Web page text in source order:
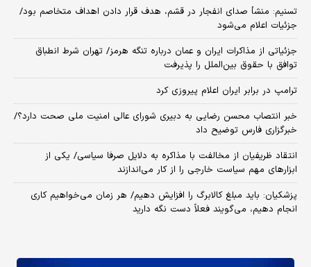
تسنیم: منشأ صدای انفجار در قشم، هدف قرار دادن اهداف متخاصم بود/
جزئیات اعلام می‌شود
جزئیاتی از مذاکرات ایران و عمان درباره تنگه هرمز/ تهران شرط انطباق
توافق با حقوق بین‌الملل را پذیرفت
ترامپ در برابر ایران اعلام پیروزی کرد
خبر انتصاب محسن رضایی به دبیری شورای عالی امنیت ملی صحت دارد؟/
خبرگزاری فارس توضیح داد
انتقاد ظریفیان از مخالفت با مذاکره به دلایل صرفا سیاسی/ یکی از
ابزارهای مهم سیاست خارجی را از کار می‌اندازند
پزشکیان: باید مبلغ کالابرگ را افزایش دهیم/ هر زمان می‌خواهیم کاری
انجام دهیم، می‌گویند فعلاً دست نگه دارید